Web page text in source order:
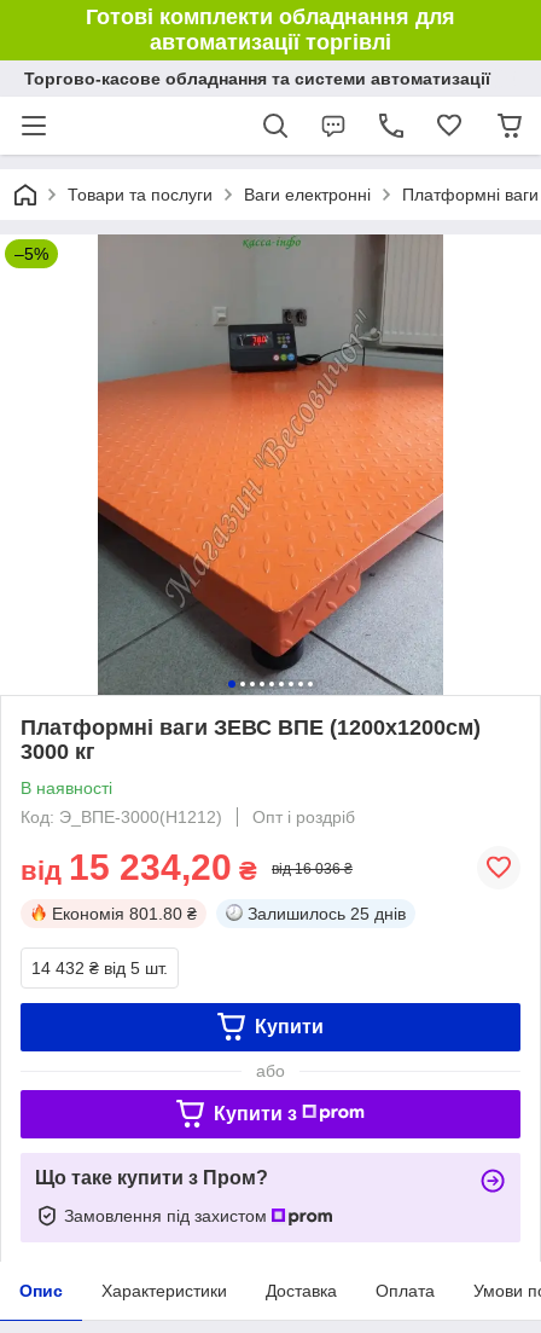
Готові комплекти обладнання для
автоматизації торгівлі
Торгово-касове обладнання та системи автоматизації
Товари та послуги Ваги електронні Платформні ваги
–5%
Платформні ваги ЗЕВС ВПЕ (1200х1200см)
3000 кг
В наявності
Код: Э_ВПЕ-3000(Н1212)
Опт і роздріб
від 15 234,20 ₴ від 16 036 ₴
Економія 801.80 ₴ Залишилось 25 днів
14 432 ₴ від 5 шт.
Купити
або
Купити з
Що таке купити з Пром?
Замовлення під захистом
Опис Характеристики Доставка Оплата Умови